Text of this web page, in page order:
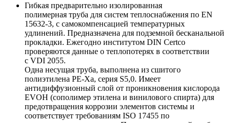
Гибкая предварительно изолированная
полимерная труба для систем теплоснабжения по EN
15632-3, с самокомпенсацией температурных
удлинений. Предназначена для подземной бесканальной
прокладки. Ежегодно институтом DIN Certco
проверяются данные о теплопотерях в соответствии
с VDI 2055.
Одна несущая труба, выполнена из сшитого
полиэтилена РЕ-Ха, серия S5,0. Имеет
антидиффузионный слой от проникновения кислорода
EVOH (сополимер этилена и винилового спирта) для
предотвращения коррозии элементов системы и
соответствует требованиям ISO 17455 по